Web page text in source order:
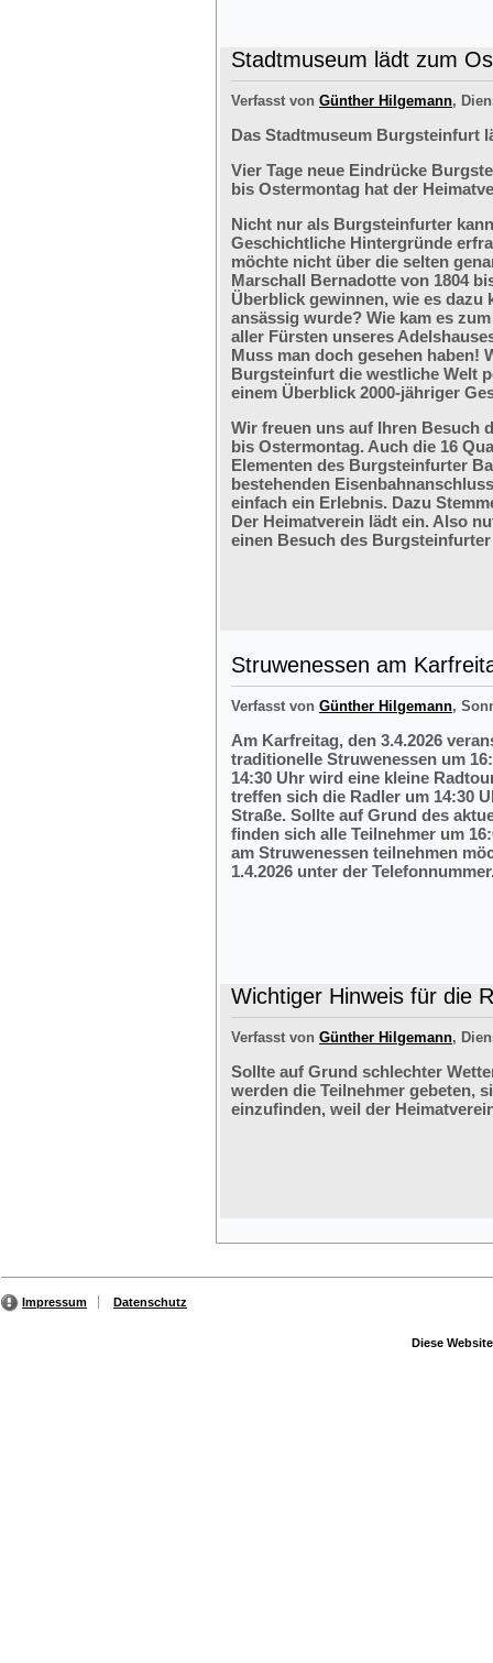
Stadtmuseum lädt zum
Verfasst von Günther Hilgemann,
Das Stadtmuseum Burgsteinfurt
Vier Tage neue Eindrücke
bis Ostermontag hat der
Nicht nur als Burgsteinfurter
Geschichtliche Hintergründe
möchte nicht über die selten
Marschall Bernadotte von 1804
Überblick gewinnen, wie es dazu
ansässig wurde? Wie kam es
aller Fürsten unseres
Muss man doch gesehen haben!
Burgsteinfurt die westliche Welt
einem Überblick 2000-jähriger
Wir freuen uns auf Ihren Besuch
bis Ostermontag. Auch die 16
Elementen des Burgsteinfurter
bestehenden
einfach ein Erlebnis. Dazu
Der Heimatverein lädt ein. Also
einen Besuch des
Struwenessen am
Verfasst von Günther Hilgemann,
Am Karfreitag, den 3.4.2026
traditionelle Struwenessen um
14:30 Uhr wird eine kleine
treffen sich die Radler um 14:30
Straße. Sollte auf Grund des
finden sich alle Teilnehmer um
am Struwenessen teilnehmen
1.4.2026 unter der
Wichtiger Hinweis für die
Verfasst von Günther Hilgemann,
Sollte auf Grund schlechter
werden die Teilnehmer gebeten,
einzufinden, weil der
Impressum Datenschutz
Diese